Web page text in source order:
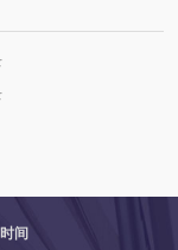
间